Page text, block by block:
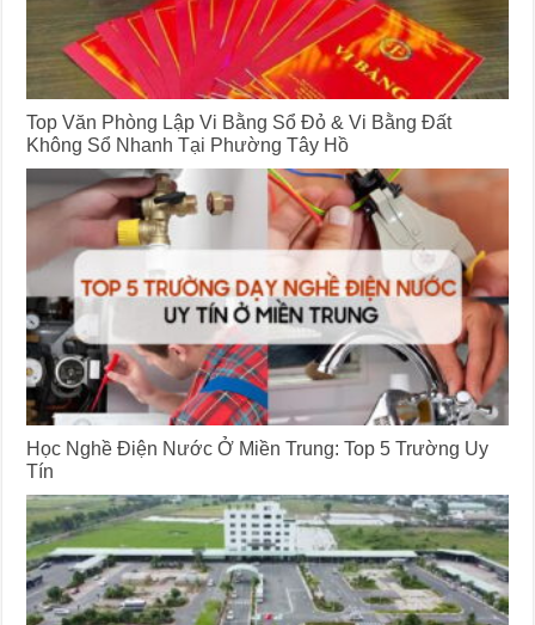
Top Văn Phòng Lập Vi Bằng Sổ Đỏ & Vi Bằng Đất
Không Sổ Nhanh Tại Phường Tây Hồ
Học Nghề Điện Nước Ở Miền Trung: Top 5 Trường Uy
Tín